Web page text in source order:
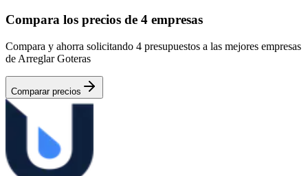
Compara los precios de 4 empresas
Compara y ahorra solicitando 4 presupuestos a las mejores empresas
de Arreglar Goteras
Comparar precios